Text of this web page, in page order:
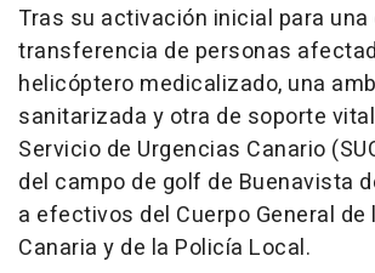
Tras su activación inicial para
transferencia de personas
helicóptero medicalizado, una
sanitarizada y otra de soporte
Servicio de Urgencias Canario
del campo de golf de Buenavista
a efectivos del Cuerpo General de
Canaria y de la Policía Local.